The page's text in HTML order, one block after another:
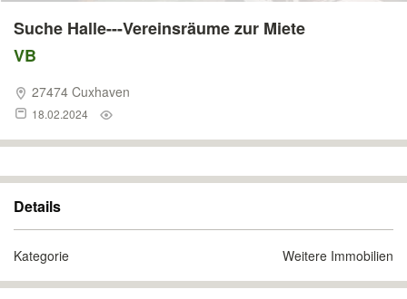
Suche Halle---Vereinsräume zur Miete
VB
27474 Cuxhaven
18.02.2024
Details
Kategorie Weitere Immobilien